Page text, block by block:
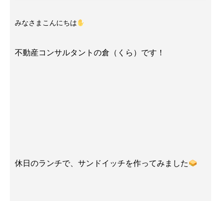
みなさまこんにちは
不動産コンサルタントの倉（くら）です！
休日のランチで、サンドイッチを作ってみました